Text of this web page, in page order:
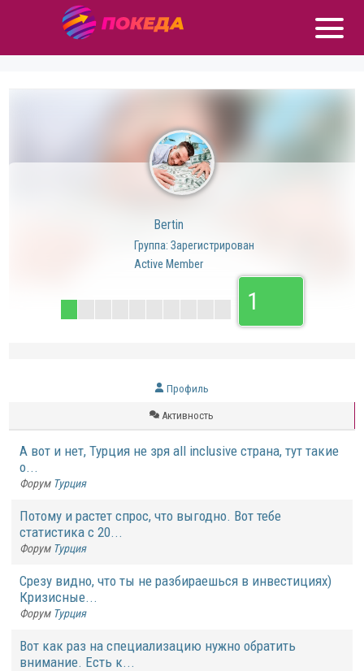
Bertin
Группа: Зарегистрирован
Active Member
1
Профиль
Активность
А вот и нет, Турция не зря all inclusive страна, тут такие
о...
Форум Турция
Потому и растет спрос, что выгодно. Вот тебе
статистика с 20...
Форум Турция
Срезу видно, что ты не разбираешься в инвестициях)
Кризисные...
Форум Турция
Вот как раз на специализацию нужно обратить
внимание. Есть к...